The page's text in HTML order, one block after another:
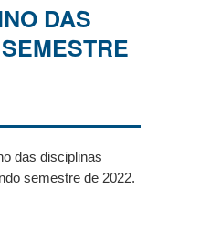
DAS
das disciplinas
semestre de 2022.